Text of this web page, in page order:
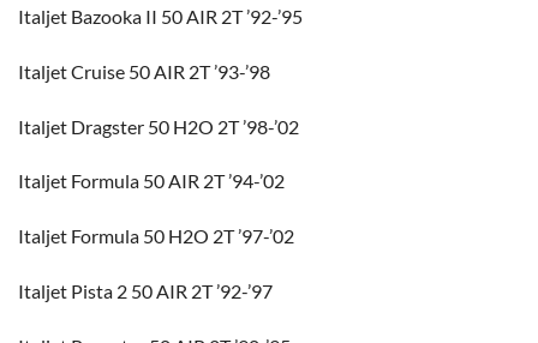
Italjet Bazooka II 50 AIR 2T ’92-’95
Italjet Cruise 50 AIR 2T ’93-’98
Italjet Dragster 50 H2O 2T ’98-’02
Italjet Formula 50 AIR 2T ’94-’02
Italjet Formula 50 H2O 2T ’97-’02
Italjet Pista 2 50 AIR 2T ’92-’97